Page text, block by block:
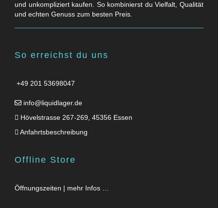
und unkompliziert kaufen. So kombinierst du Vielfalt, Qualität
und echten Genuss zum besten Preis.
So erreichst du uns
+49 201 53698047
info@liquidlager.de
Hövelstrasse 267-269, 45356 Essen
Anfahrtsbeschreibung
Offline Store
Öffnungszeiten | mehr Infos …